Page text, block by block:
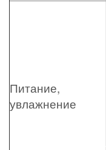
Питание,
увлажнение